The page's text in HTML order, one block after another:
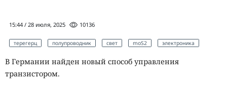
15:44 / 28 июля, 2025 10136
терегерц полупроводник свет moS2 электроника
В Германии найден новый способ управления
транзистором.